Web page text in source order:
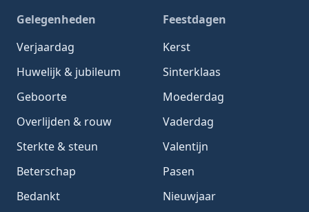
Gelegenheden
Verjaardag
Huwelijk & jubileum
Geboorte
Overlijden & rouw
Sterkte & steun
Beterschap
Bedankt
Feestdagen
Kerst
Sinterklaas
Moederdag
Vaderdag
Valentijn
Pasen
Nieuwjaar